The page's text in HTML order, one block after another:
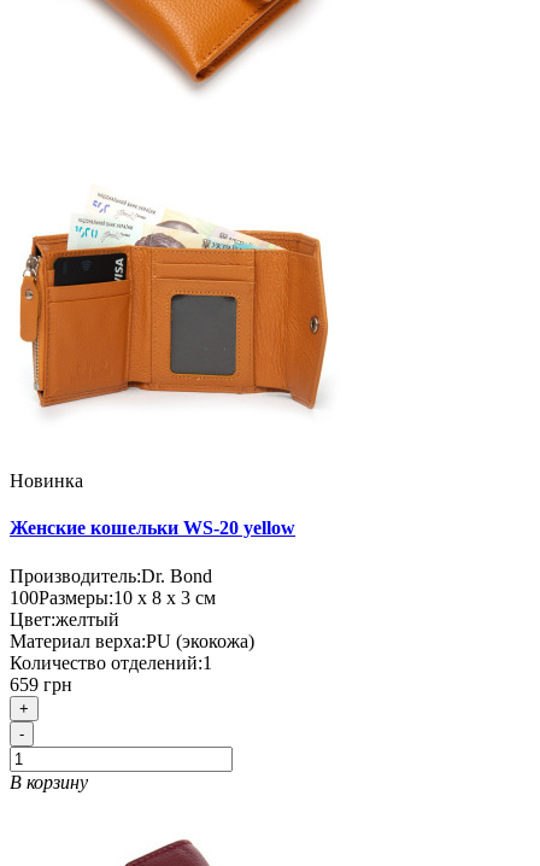
Новинка
Женские кошельки WS-20 yellow
Производитель:Dr. Bond
100Размеры:10 х 8 х 3 см
Цвет:желтый
Материал верха:PU (экокожа)
Количество отделений:1
659 грн
+
-
В корзину